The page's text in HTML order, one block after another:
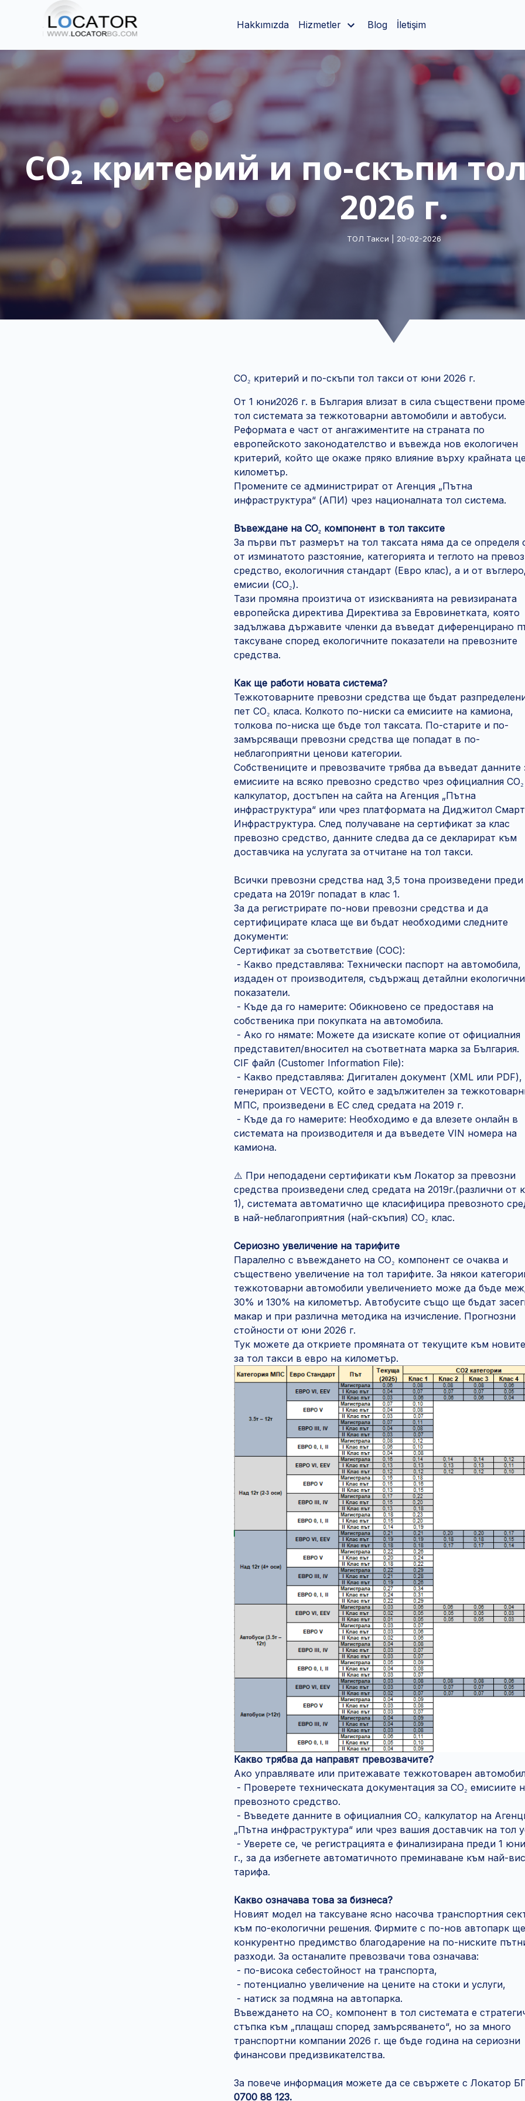
Hakkımızda Hizmetler Blog İletişim
CO₂ критерий и по-скъпи
2026 г.
ТОЛ Такси | 20-02-2026
CO₂ критерий и по-скъпи тол такси от юни 2026 г.
От 1 юни2026 г. в България влизат в сила съществени
тол системата за тежкотоварни автомобили и автобуси.
Реформата е част от ангажиментите на страната по
европейското законодателство и въвежда нов екологичен
критерий, който ще окаже пряко влияние върху крайната
километър.
Промените се администрират от Агенция „Пътна
инфраструктура“ (АПИ) чрез националната тол система.
Въвеждане на CO₂ компонент в тол таксите
За първи път размерът на тол таксата няма да се определя
от изминатото разстояние, категорията и теглото на
средство, екологичния стандарт (Евро клас), а и от
емисии (CO₂).
Тази промяна произтича от изискванията на ревизираната
европейска директива Директива за Евровинетката, която
задължава държавите членки да въведат диференцирано
таксуване според екологичните показатели на превозните
средства.
Как ще работи новата система?
Тежкотоварните превозни средства ще бъдат
пет CO₂ класа. Колкото по-ниски са емисиите на камиона,
толкова по-ниска ще бъде тол таксата. По-старите и по-
замърсяващи превозни средства ще попадат в по-
неблагоприятни ценови категории.
Собствениците и превозвачите трябва да въведат данните
емисиите на всяко превозно средство чрез официалния CO₂
калкулатор, достъпен на сайта на Агенция „Пътна
инфраструктура“ или чрез платформата на Диджитол Смарт
Инфраструктура. След получаване на сертификат за клас
превозно средство, данните следва да се декларират към
доставчика на услугата за отчитане на тол такси.
Всички превозни средства над 3,5 тона произведени преди
средата на 2019г попадат в клас 1.
За да регистрирате по-нови превозни средства и да
сертифицирате класа ще ви бъдат необходими следните
документи:
Сертификат за съответствие (COC):
- Какво представлява: Технически паспорт на автомобила,
издаден от производителя, съдържащ детайлни екологични
показатели.
- Къде да го намерите: Обикновено се предоставя на
собственика при покупката на автомобила.
- Ако го нямате: Можете да изискате копие от официалния
представител/вносител на съответната марка за България.
CIF файл (Customer Information File):
- Какво представлява: Дигитален документ (XML или PDF),
генериран от VECTO, който е задължителен за
МПС, произведени в ЕС след средата на 2019 г.
- Къде да го намерите: Необходимо е да влезете онлайн в
системата на производителя и да въведете VIN номера на
камиона.
⚠️ При неподадени сертификати към Локатор за превозни
средства произведени след средата на 2019г.(различни от
1), системата автоматично ще класифицира превозното
в най-неблагоприятния (най-скъпия) CO₂ клас.
Сериозно увеличение на тарифите
Паралелно с въвеждането на CO₂ компонент се очаква и
съществено увеличение на тол тарифите. За някои
тежкотоварни автомобили увеличението може да бъде
30% и 130% на километър. Автобусите също ще бъдат
макар и при различна методика на изчисление. Прогнозни
стойности от юни 2026 г.
Тук можете да откриете промяната от текущите към
за тол такси в евро на километър.
Какво трябва да направят превозвачите?
Ако управлявате или притежавате тежкотоварен
- Проверете техническата документация за CO₂ емисиите
превозното средство.
- Въведете данните в официалния CO₂ калкулатор на
„Пътна инфраструктура“ или чрез вашия доставчик на тол
- Уверете се, че регистрацията е финализирана преди 1
г., за да избегнете автоматичното преминаване към най-
тарифа.
Какво означава това за бизнеса?
Новият модел на таксуване ясно насочва транспортния
към по-екологични решения. Фирмите с по-нов автопарк
конкурентно предимство благодарение на по-ниските
разходи. За останалите превозвачи това означава:
- по-висока себестойност на транспорта,
- потенциално увеличение на цените на стоки и услуги,
- натиск за подмяна на автопарка.
Въвеждането на CO₂ компонент в тол системата е
стъпка към „плащаш според замърсяването“, но за много
транспортни компании 2026 г. ще бъде година на сериозни
финансови предизвикателства.
За повече информация можете да се свържете с Локатор
0700 88 123.